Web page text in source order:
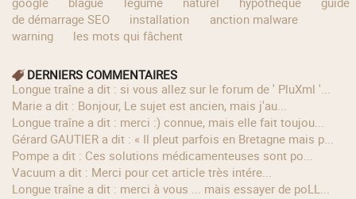
de démarrage SEO
installation
anction malware
warning
les mots qui fâchent
DERNIERS COMMENTAIRES
longue traîne a dit : si vous allez sur le forum de ' PluXml '...
Marie a dit : Bonjour, Le sujet est ancien, mais j'au...
longue traîne a dit : merci :) connue, mais elle fait toujou...
Gérard GAUTIER a dit : « Il pleut parfois en Bretagne mais p...
Pompe a dit : Ces solutions médicamenteuses sont po...
Vacuum a dit : Merci pour cet article très intére...
longue traîne a dit : merci à vous ... mais essayer de poLL...